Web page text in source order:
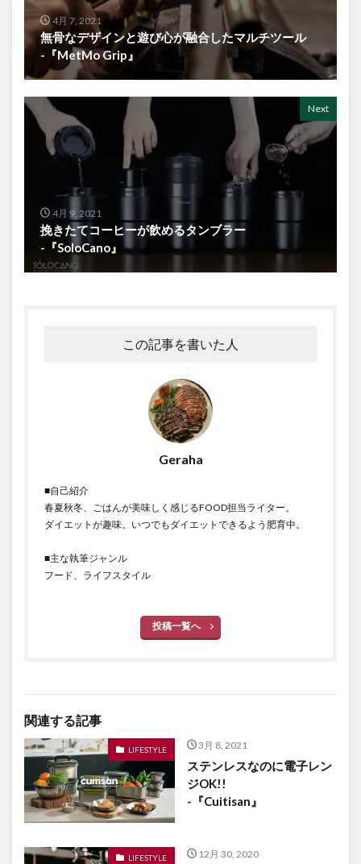
4月 7, 2021
無骨なデザインと遊び心が融合したマルチツール
-『MetMo Grip』
Next
4月 9, 2021
挽きたてコーヒーが飲めるタンブラー
-『SoloCano』
この記事を書いた人
Geraha
■自己紹介
春夏秋冬、ごはんが美味しく感じるFOOD担当ライター。
ダイエットが趣味。いつでもダイエットできるよう肥育中。
■主な執筆ジャンル
フード、ライフスタイル
投稿一覧へ
関連する記事
LIFESTYLE 3月 8, 2021
ステンレスなのに電子レン
ジOK!!
-『Cuitisan』
LIFESTYLE 12月 30, 2020